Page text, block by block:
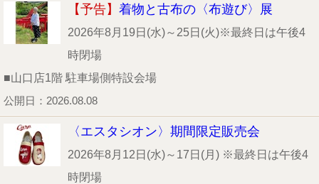
【予告】 着物と古布の〈布遊び〉展
2026年8月19日(水)～25日(火)※最終日は午後4
時閉場
■山口店1階 駐車場側特設会場
公開日：2026.08.08
〈エスタシオン〉期間限定販売会
2026年8月12日(水)～17日(月) ※最終日は午後4
時閉場